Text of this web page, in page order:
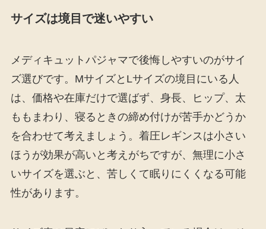
サイズは境目で迷いやすい
メディキュットパジャマで後悔しやすいのがサイ
ズ選びです。MサイズとLサイズの境目にいる人
は、価格や在庫だけで選ばず、身長、ヒップ、太
ももまわり、寝るときの締め付けが苦手かどうか
を合わせて考えましょう。着圧レギンスは小さい
ほうが効果が高いと考えがちですが、無理に小さ
いサイズを選ぶと、苦しくて眠りにくくなる可能
性があります。